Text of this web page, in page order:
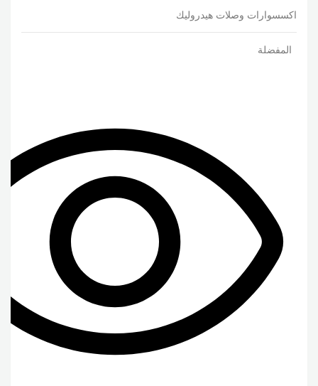
اكسسوارات وصلات هيدروليك
المفضلة